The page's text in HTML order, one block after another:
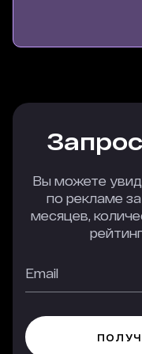
Вы можете
по рекламе
месяцев,